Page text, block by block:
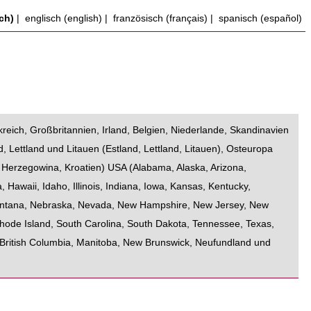
englisch (english) französisch (français) spanisch (español)
,Großbritannien, Irland , Belgien, Niederlande,Skandinavien
Lettland und Litauen (Estland , Lettland , Litauen),Osteuropa
, Kroatien) USA(Alabama,Alaska,Arizona,
, Hawaii, Idaho, Illinois, Indiana, Iowa, Kansas, Kentucky,
, Nebraska, Nevada, New Hampshire, New Jersey, New
Island ,South Carolina,South Dakota,Tennessee,Texas,
British Columbia, Manitoba, New Brunswick, Neufundland und